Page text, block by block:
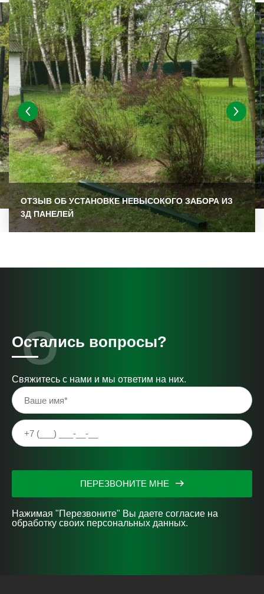
ОТЗЫВ ОБ УСТАНОВКЕ НЕВЫСОКОГО ЗАБОРА ИЗ
3Д ПАНЕЛЕЙ
Остались вопросы?
Свяжитесь с нами и мы ответим на них.
ПЕРЕЗВОНИТЕ МНЕ
Нажимая "Перезвоните" Вы даете согласие на
обработку своих персональных данных.